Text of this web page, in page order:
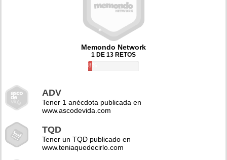
Memondo Network
1 DE 13 RETOS
8%
ADV
Tener 1 anécdota publicada en
www.ascodevida.com
TQD
Tener un TQD publicado en
www.teniaquedecirlo.com